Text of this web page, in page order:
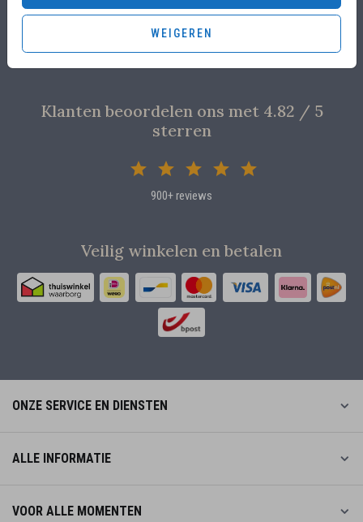
WEIGEREN
Overleg met designers van de ontwerpstudio
Proefdruk voor €4,95
Klanten beoordelen ons met 4.82 / 5
sterren
900+ reviews
Veilig winkelen en betalen
ONZE SERVICE EN DIENSTEN
ALLE INFORMATIE
VOOR ALLE MOMENTEN